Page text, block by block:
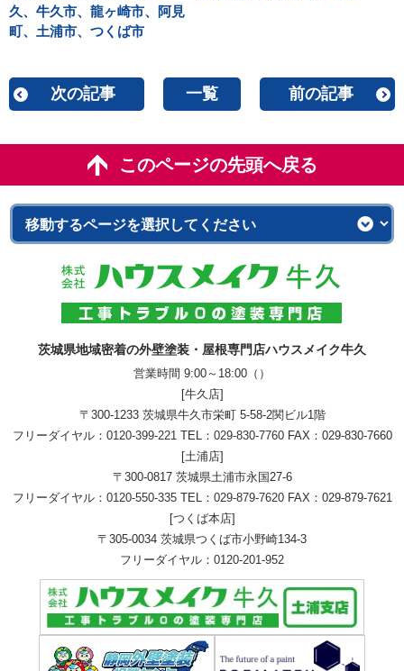
久、牛久市、龍ヶ崎市、阿見
町、土浦市、つくば市
次の記事 一覧 前の記事
このページの先頭へ戻る
茨城県地域密着の外壁塗装・屋根専門店ハウスメイク牛久
営業時間 9:00～18:00（）
[牛久店]
〒300-1233 茨城県牛久市栄町 5-58-2関ビル1階
フリーダイヤル： 0120-399-221TEL： 029-830-7760FAX：029-830-7660
[土浦店]
〒300-0817 茨城県土浦市永国27-6
フリーダイヤル： 0120-550-335TEL： 029-879-7620FAX：029-879-7621
[つくば本店]
〒305-0034 茨城県つくば市小野崎134-3
フリーダイヤル： 0120-201-952